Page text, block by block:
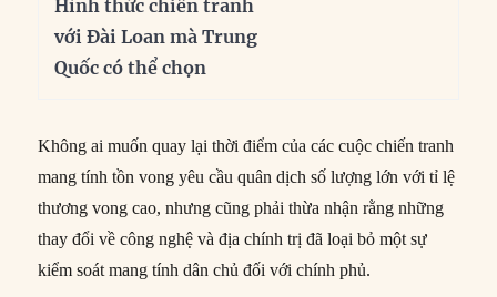
Hình thức chiến tranh
với Đài Loan mà Trung
Quốc có thể chọn
Không ai muốn quay lại thời điểm của các cuộc chiến tranh
mang tính tồn vong yêu cầu quân dịch số lượng lớn với tỉ lệ
thương vong cao, nhưng cũng phải thừa nhận rằng những
thay đổi về công nghệ và địa chính trị đã loại bỏ một sự
kiểm soát mang tính dân chủ đối với chính phủ.